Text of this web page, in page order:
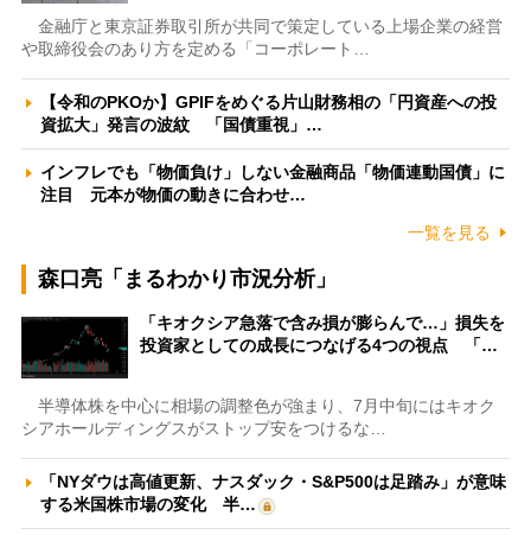
金融庁と東京証券取引所が共同で策定している上場企業の経営
や取締役会のあり方を定める「コーポレート…
【令和のPKOか】GPIFをめぐる片山財務相の「円資産への投
資拡大」発言の波紋 「国債重視」…
インフレでも「物価負け」しない金融商品「物価連動国債」に
注目 元本が物価の動きに合わせ…
一覧を見る
森口亮「まるわかり市況分析」
「キオクシア急落で含み損が膨らんで…」損失を
投資家としての成長につなげる4つの視点 「…
半導体株を中心に相場の調整色が強まり、7月中旬にはキオク
シアホールディングスがストップ安をつけるな…
「NYダウは高値更新、ナスダック・S&P500は足踏み」が意味
する米国株市場の変化 半…